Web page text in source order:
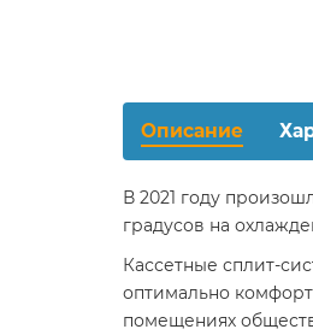
Описание
В 2021 году
градусов на
Кассетные сплит-
оптимально
помещениях